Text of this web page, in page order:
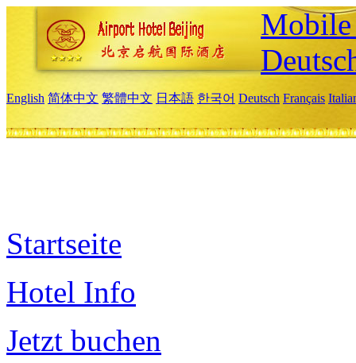
English 简体中文 繁體中文 日本語 한국어 Deutsch Français
Startseite
Hotel Info
Jetzt buchen